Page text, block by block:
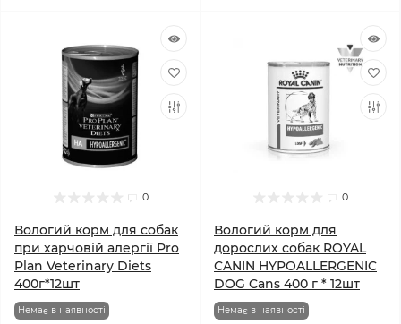
0
Вологий корм для собак
при харчовій алергії Pro
Plan Veterinary Diets
400г*12шт
Немає в наявності
0
Вологий корм для
дорослих собак ROYAL
CANIN HYPOALLERGENIC
DOG Cans 400 г * 12шт
Немає в наявності